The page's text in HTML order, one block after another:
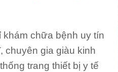
chữa bệnh uy tín
chuyên gia giàu kinh
trang thiết bị y tế